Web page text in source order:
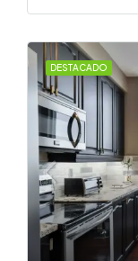
DESTACADO